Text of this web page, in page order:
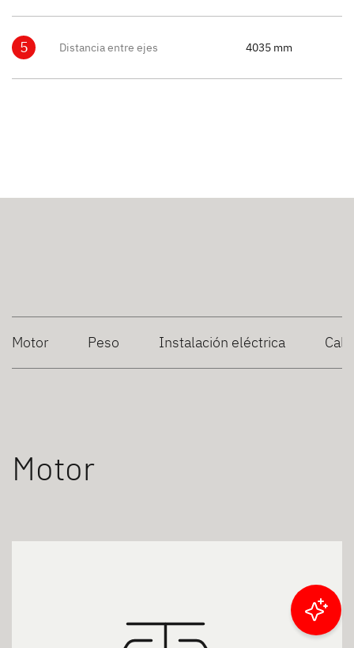
5 Distancia entre ejes 4035 mm
Motor Peso Instalación eléctrica
Motor
Filtrar resultados